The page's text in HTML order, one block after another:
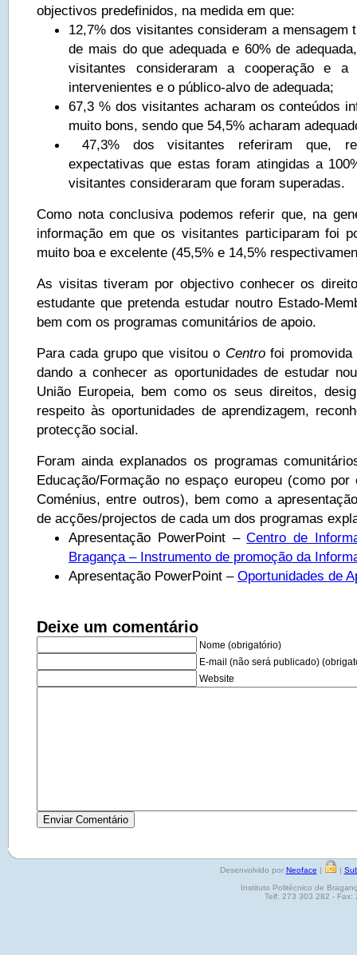
objectivos predefinidos, na medida em que:
12,7% dos visitantes consideram a mensagem
de mais do que adequada e 60% de
visitantes consideraram a cooperação e a
intervenientes e o público-alvo de adequada;
67,3 % dos visitantes acharam os conteúdos
muito bons, sendo que 54,5% acharam
47,3% dos visitantes referiram que,
expectativas que estas foram atingidas a
visitantes consideraram que foram superadas.
Como nota conclusiva podemos referir que, na
informação em que os visitantes participaram foi
muito boa e excelente (45,5% e 14,5%
As visitas tiveram por objectivo conhecer os
estudante que pretenda estudar noutro Estado-
bem com os programas comunitários de apoio.
Para cada grupo que visitou o Centrofoi promovida
dando a conhecer as oportunidades de estudar
União Europeia, bem como os seus direitos,
respeito às oportunidades de aprendizagem,
protecção social.
Foram ainda explanados os programas
Educação/Formação no espaço europeu (como
Coménius, entre outros), bem como a
de acções/projectos de cada um dos programas
Apresentação PowerPoint –Centro de
Bragança – Instrumento de promoção da
Apresentação PowerPoint – Oportunidades de
Deixe um comentário
Nome (obrigatório)
E-mail (não será publicado)
Website
Desenvolvido por Neoface | |
Instituto Politécnico de
Telf: 273 303 282 - Fax: